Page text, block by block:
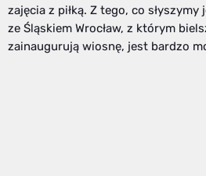
zajęcia z piłką. Z tego, co
ze Śląskiem Wrocław, z którym
zainaugurują wiosnę, jest bardzo